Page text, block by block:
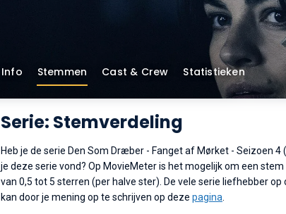
Info Stemmen Cast & Crew Statistieken
Serie: Stemverdeling
Heb je de serie Den Som Dræber - Fanget af Mørket - Seizoen
je deze serie vond? Op MovieMeter is het mogelijk om een
van 0,5 tot 5 sterren (per halve ster). De vele serie liefhebber
kan door je mening op te schrijven op deze pagina